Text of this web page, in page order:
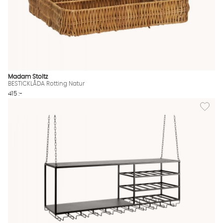
Madam Stoltz
BESTICKLÅDA Rotting Natur
415 :-
Lägg